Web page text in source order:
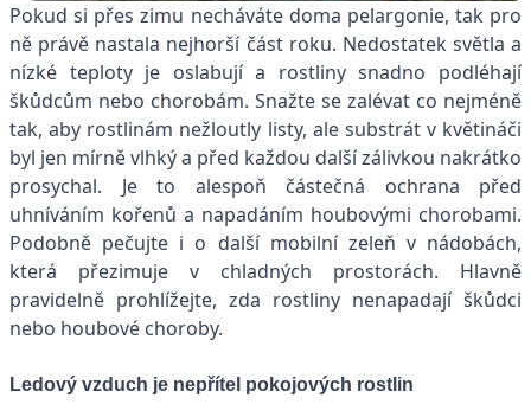
Pokud si přes zimu necháváte doma pelargonie, tak pro
ně právě nastala nejhorší část roku. Nedostatek světla a
nízké teploty je oslabují a rostliny snadno podléhají
škůdcům nebo chorobám. Snažte se zalévat co nejméně
tak, aby rostlinám nežloutly listy, ale substrát v květináči
byl jen mírně vlhký a před každou další zálivkou nakrátko
prosychal. Je to alespoň částečná ochrana před
uhníváním kořenů a napadáním houbovými chorobami.
Podobně pečujte i o další mobilní zeleň v nádobách,
která přezimuje v chladných prostorách. Hlavně
pravidelně prohlížejte, zda rostliny nenapadají škůdci
nebo houbové choroby.
Ledový vzduch je nepřítel pokojových rostlin